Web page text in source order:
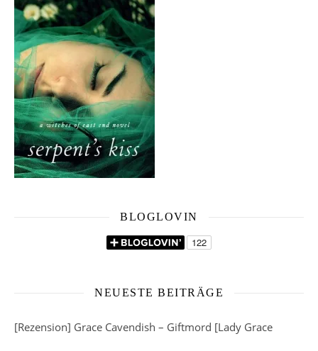
BLOGLOVIN
NEUESTE BEITRÄGE
[Rezension] Grace Cavendish – Giftmord [Lady Grace